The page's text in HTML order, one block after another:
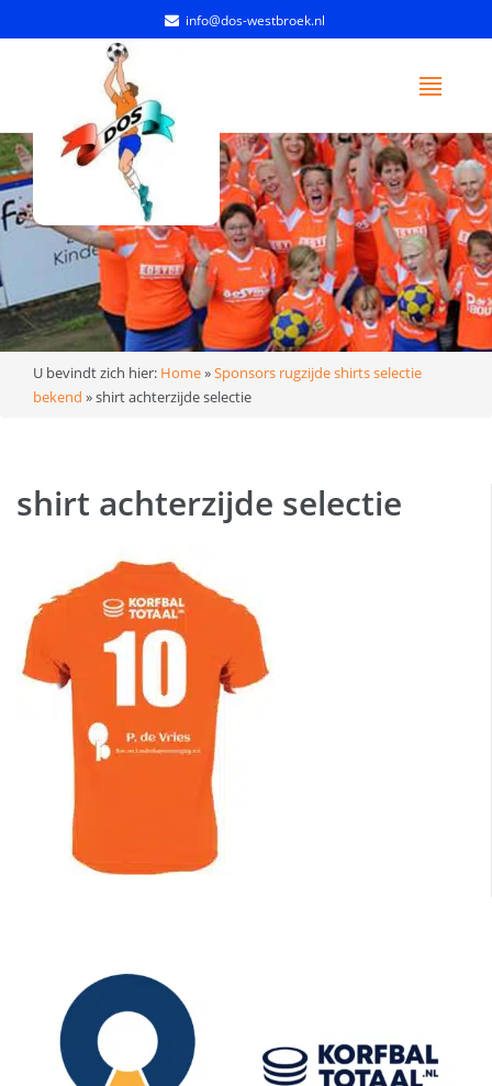
info@dos-westbroek.nl
U bevindt zich hier: Home»Sponsors rugzijde shirts selectie
bekend »shirt achterzijde selectie
shirt achterzijde selectie